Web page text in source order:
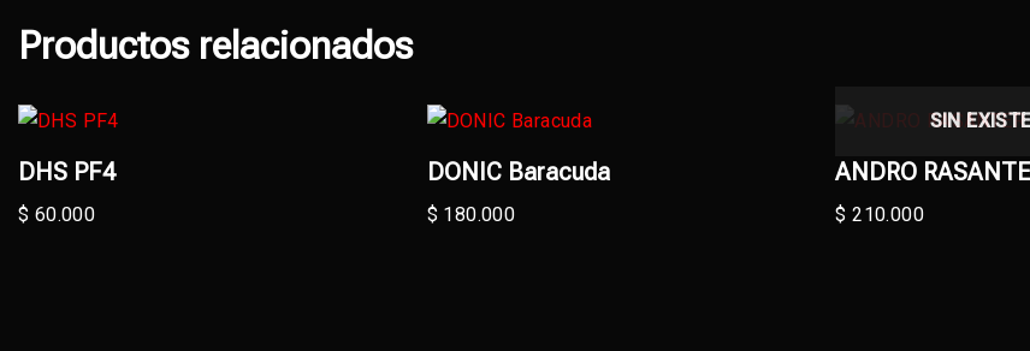
Productos relacionados
DHS PF4
$ 60.000
DONIC Baracuda
$ 180.000
SIN
ANDRO
$ 210.000